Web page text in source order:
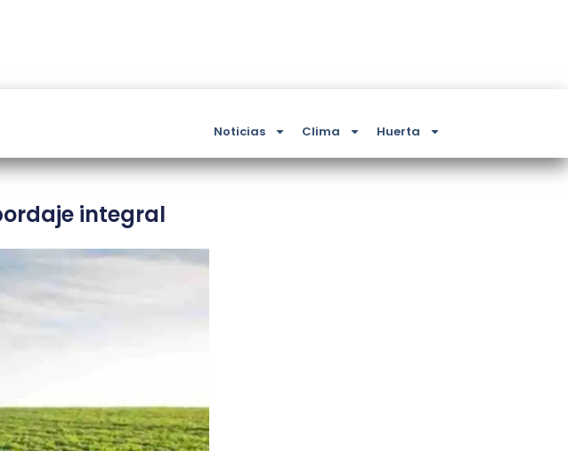
Noticias Clima Huerta
integral